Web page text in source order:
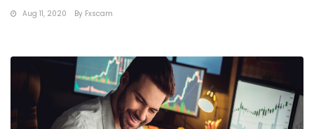
Aug 11, 2020 By Fxscam